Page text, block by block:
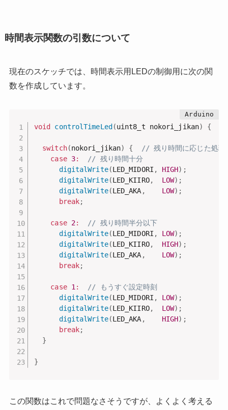
時間表示関数の引数について
現在のスケッチでは、時間表示用LEDの制御用に次の関
数を作成しています。
void controlTimeLed (uint8_t nokori_jikan) {
switch(nokori_jikan) {
// 残り時間に応じた処理
case 3:
// 残り時間十分
digitalWrite(LED_MIDORI , HIGH) ;
digitalWrite(LED_KIIRO, LOW) ;
digitalWrite(LED_AKA , LOW) ;
break;
case 2:
// 残り時間半分以下
digitalWrite(LED_MIDORI , LOW) ;
digitalWrite(LED_KIIRO, HIGH) ;
digitalWrite(LED_AKA , LOW) ;
break;
case 1:
// もうすぐ設定時刻
digitalWrite(LED_MIDORI , LOW) ;
digitalWrite(LED_KIIRO, LOW) ;
digitalWrite(LED_AKA , HIGH) ;
break;
}
}
この関数はこれで問題なさそうですが、よくよく考える